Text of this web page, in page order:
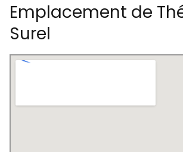
Emplacement de
Surel